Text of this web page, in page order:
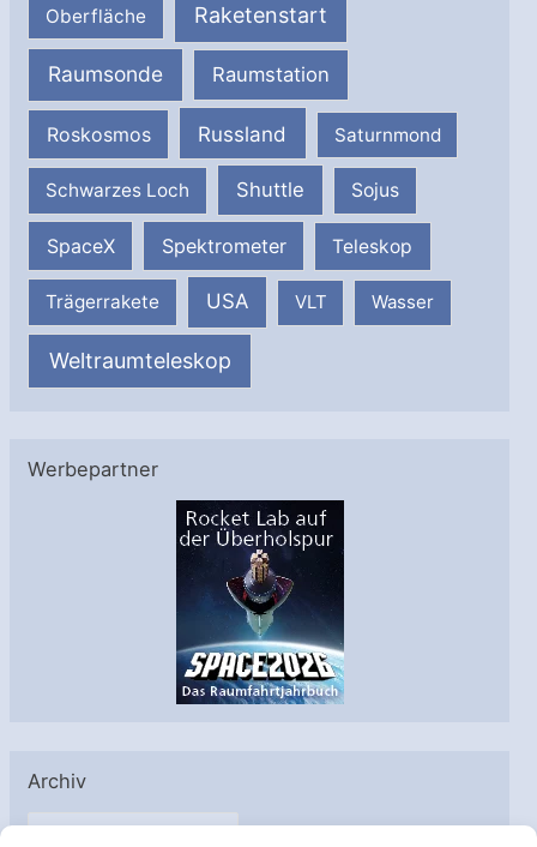
Oberfläche Raketenstart
Raumsonde Raumstation
Roskosmos Russland Saturnmond
Schwarzes Loch Shuttle Sojus
SpaceX Spektrometer Teleskop
Trägerrakete USA VLT Wasser
Weltraumteleskop
Werbepartner
Archiv
A